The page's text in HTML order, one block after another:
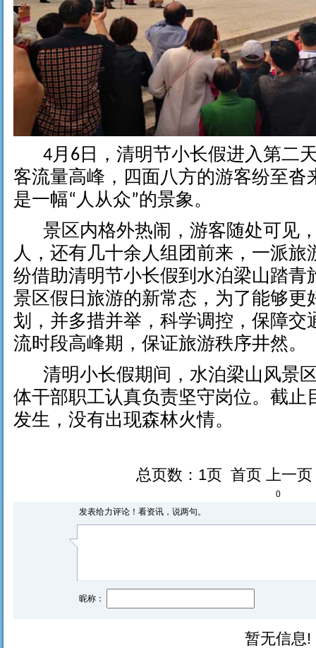
4月 6 日，清明节小长假进入第二
客流量高峰，四面八方的游客纷至沓
是一幅“人从众”的景象。
景区内格外热闹，游客随处可见
人，还有几十余人组团前来，一派
纷借助清明节小长假到水泊梁山踏青
景区假日旅游的新常态，为了能够更
划，并多措并举，科学调控，保障交
流时段高峰期，保证旅游秩序井然。
清明小长假期间，水泊梁山风景
体干部职工认真负责坚守岗位。截止
发生，没有出现森林火情。
总页数：1页 首页 上一页
0
发表给力评论！看资讯，说两句。
昵称：
暂无信息!